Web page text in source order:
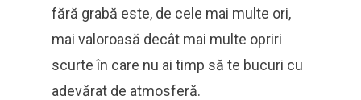
fără grabă este, de cele mai multe ori,
mai valoroasă decât mai multe opriri
scurte în care nu ai timp să te bucuri cu
adevărat de atmosferă.